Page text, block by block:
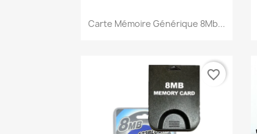
Aperçu rapide
Carte Mémoire Générique 8Mb...
favorite_border